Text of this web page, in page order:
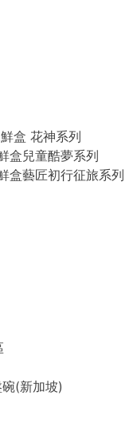
盒 花神系列
盒兒童酷夢系列
盒藝匠初行征旅系列
(新加坡)